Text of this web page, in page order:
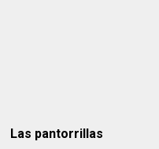
Las pantorrillas